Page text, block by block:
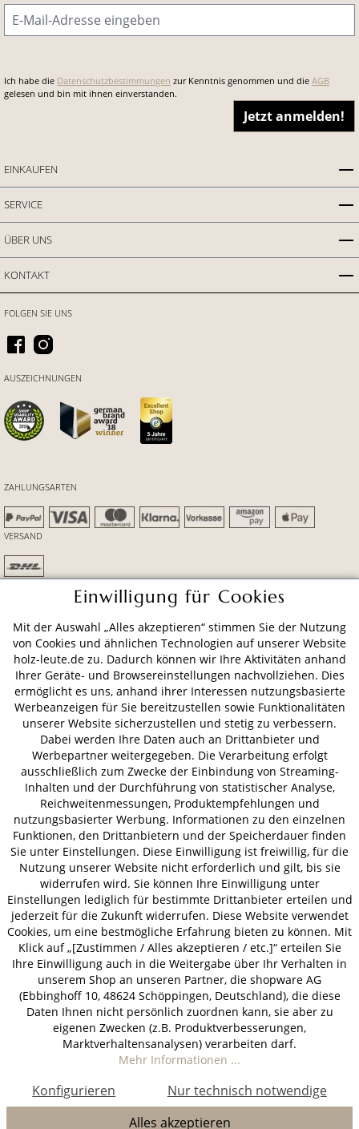
E-Mail-Adresse
Ich habe die Datenschutzbestimmungen zur Kenntnis genommen und die AGB
gelesen und bin mit ihnen einverstanden.
Jetzt anmelden!
EINKAUFEN
SERVICE
ÜBER UNS
KONTAKT
ZAHLUNGSARTEN
VERSAND
FOLGEN SIE UNS
AUSZEICHNUNGEN
AGB Datenschutz
Impressum
© 2026 HOLZ-LEUTE
* Alle Preise inkl. gesetzl. Mehrwertsteuer zzgl.Versandkosten.
Einwilligung für Cookies
Mit der Auswahl „Alles akzeptieren“ stimmen Sie der Nutzung
von Cookies und ähnlichen Technologien auf unserer Website
holz-leute.de zu. Dadurch können wir Ihre Aktivitäten anhand
Ihrer Geräte- und Browsereinstellungen nachvollziehen. Dies
ermöglicht es uns, anhand ihrer Interessen nutzungsbasierte
Werbeanzeigen für Sie bereitzustellen sowie Funktionalitäten
unserer Website sicherzustellen und stetig zu verbessern.
Dabei werden Ihre Daten auch an Drittanbieter und
Werbepartner weitergegeben. Die Verarbeitung erfolgt
ausschließlich zum Zwecke der Einbindung von Streaming-
Inhalten und der Durchführung von statistischer Analyse,
Reichweitenmessungen, Produktempfehlungen und
nutzungsbasierter Werbung. Informationen zu den einzelnen
Funktionen, den Drittanbietern und der Speicherdauer finden
Sie unter Einstellungen. Diese Einwilligung ist freiwillig, für die
Nutzung unserer Website nicht erforderlich und gilt, bis sie
widerrufen wird. Sie können Ihre Einwilligung unter
Einstellungen lediglich für bestimmte Drittanbieter erteilen und
jederzeit für die Zukunft widerrufen. Diese Website verwendet
Cookies, um eine bestmögliche Erfahrung bieten zu können. Mit
Klick auf „[Zustimmen / Alles akzeptieren / etc.]“ erteilen Sie
Ihre Einwilligung auch in die Weitergabe über Ihr Verhalten in
unserem Shop an unseren Partner, die shopware AG
(Ebbinghoff 10, 48624 Schöppingen, Deutschland), die diese
Daten Ihnen nicht persönlich zuordnen kann, sie aber zu
eigenen Zwecken (z.B. Produktverbesserungen,
Marktverhaltensanalysen) verarbeiten darf.
Mehr Informationen ...
Nur technisch notwendige
Konfigurieren
Alles akzeptieren